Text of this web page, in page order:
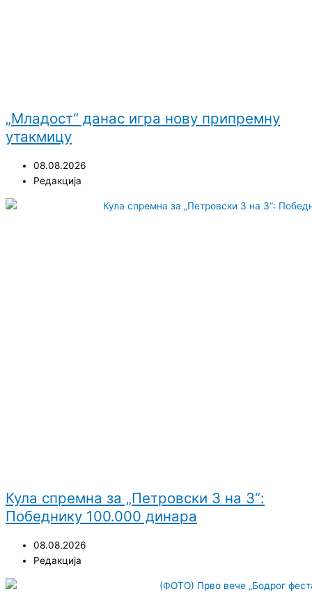
„Младост“ данас игра нову припремну
утакмицу
08.08.2026
Редакција
Кула спремна за „Петровски 3 на 3“:
Победнику 100.000 динара
08.08.2026
Редакција